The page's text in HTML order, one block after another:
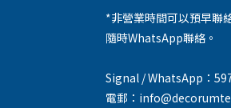
*非營業時間可以預早聯
隨時WhatsApp聯絡。
Signal / WhatsApp：
電郵：